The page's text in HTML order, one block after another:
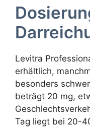
Levitra
erhältlich,
besonders
beträgt 20 mg,
Tag liegt bei 20-